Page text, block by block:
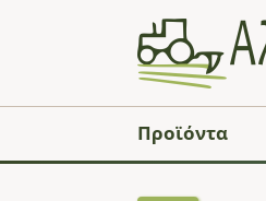
Προϊόντα